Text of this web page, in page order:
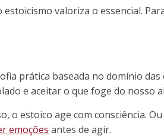
estoicismo valoriza o essencial.
prática baseada no domínio das
e aceitar o que foge do nosso
o estoico age com consciência.
emoções antes de agir.